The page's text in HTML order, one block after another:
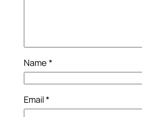
Name *
Email*